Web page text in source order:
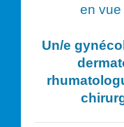
en vue
Un/e